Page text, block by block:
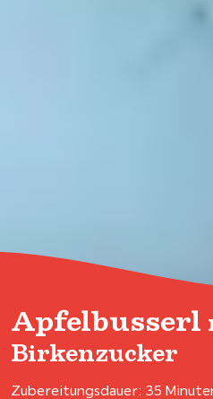
Apfelbusserl
Birkenzucker
Zubereitungsdauer: 35